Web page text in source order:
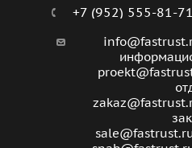
+7 (952) 555-81-71